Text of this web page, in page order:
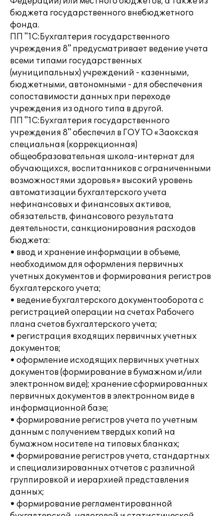
бюджета государственного внебюджетного
фонда.
ПП "1С:Бухгалтерия государственного
учреждения 8" предусматривает ведение учета
всеми типами государственных
(муниципальных) учреждений - казенными,
бюджетными, автономными - для обеспечения
сопоставимости данных при переходе
учреждения из одного типа в другой.
ПП "1С:Бухгалтерия государственного
учреждения 8" обеспечил в ГОУ ТО «Заокская
специальная (коррекционная)
общеобразовательная школа-интернат для
обучающихся, воспитанников с ограниченными
возможностями здоровья» высокий уровень
автоматизации бухгалтерского учета
нефинансовых и финансовых активов,
обязательств, финансового результата
деятельности, санкционирования расходов
бюджета:
• ввод и хранение информации в объеме,
необходимом для оформления первичных
учетных документов и формирования регистров
бухгалтерского учета;
• ведение бухгалтерского документооборота с
регистрацией операции на счетах Рабочего
плана счетов бухгалтерского учета;
• регистрация входящих первичных учетных
документов;
• оформление исходящих первичных учетных
документов (формирование в бумажном и/или
электронном виде); хранение сформированных
первичных документов в электронном виде в
информационной базе;
• формирование регистров учета по учетным
данным с получением твердых копий на
бумажном носителе на типовых бланках;
• формирование регистров учета, стандартных
и специализированных отчетов с различной
группировкой и иерархией представления
данных;
• формирование регламентированной